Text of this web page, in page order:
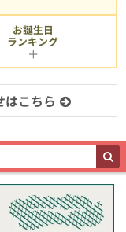
お誕生日
ランキング
はこちら